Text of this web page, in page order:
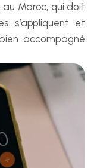
Maroc, qui doit
s’appliquent et
accompagné